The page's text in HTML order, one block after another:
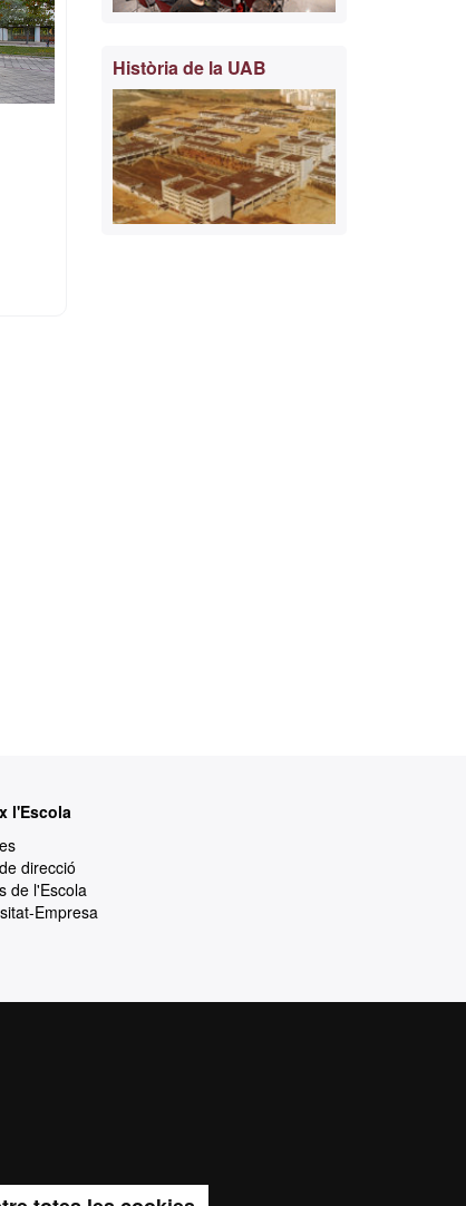
Història de la UAB
l'Escola
direcció
de l'Escola
Empresa
qualitat, diversificada, multidisciplinària
als nous models de l'Europa del